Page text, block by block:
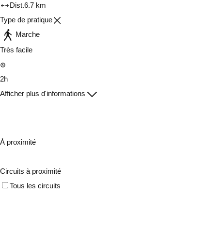
Dist.6.7 km
Type de pratique
Marche
Très facile
2h
Afficher plus d'informations
À proximité
Circuits à proximité
Tous les circuits